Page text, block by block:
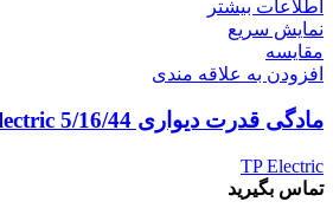
اطلاعات بیشتر
نمایش سریع
مقايسه
افزودن به علاقه مندی
مادگی قدرت دیواری 5/16/44 TP Electric
TP Electric
تماس بگیرید